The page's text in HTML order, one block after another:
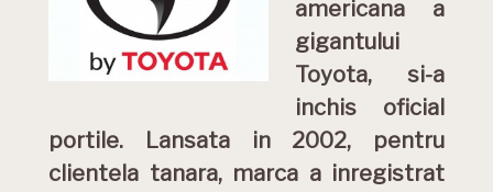
americana a
gigantului
Toyota, si-a
inchis oficial
portile. Lansata in 2002, pentru
clientela tanara, marca a inregistrat